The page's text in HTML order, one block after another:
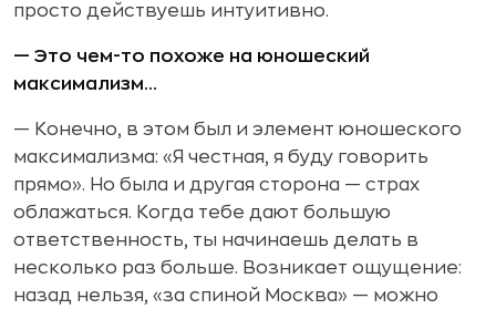
просто действуешь интуитивно.
— Это чем-то похоже на юношеский
максимализм…
— Конечно, в этом был и элемент юношеского
максимализма: «Я честная, я буду говорить
прямо». Но была и другая сторона — страх
облажаться. Когда тебе дают большую
ответственность, ты начинаешь делать в
несколько раз больше. Возникает ощущение:
назад нельзя, «за спиной Москва» — можно